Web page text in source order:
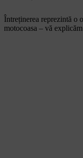
Întreținerea reprezintă o
motocoasa – vă